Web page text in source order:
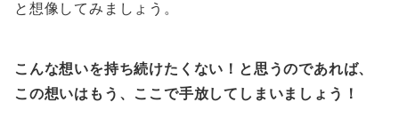
と想像してみましょう。
こんな想いを持ち続けたくない！と思うのであれば、
この想いはもう、ここで手放してしまいましょう！